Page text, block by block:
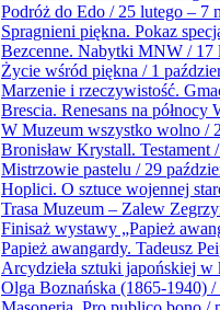
Podróż do Edo / 25 lutego – 7
Spragnieni piękna. Pokaz
Bezcenne. Nabytki MNW / 17
Życie wśród piękna / 1
Marzenie i rzeczywistość.
Brescia. Renesans na północy
W Muzeum wszystko wolno /
Bronisław Krystall. Testament
Mistrzowie pastelu / 29
Hoplici. O sztuce wojennej
Trasa Muzeum – Zalew
Finisaż wystawy „Papież
Papież awangardy. Tadeusz
Arcydzieła sztuki japońskiej
Olga Boznańska (1865-1940)